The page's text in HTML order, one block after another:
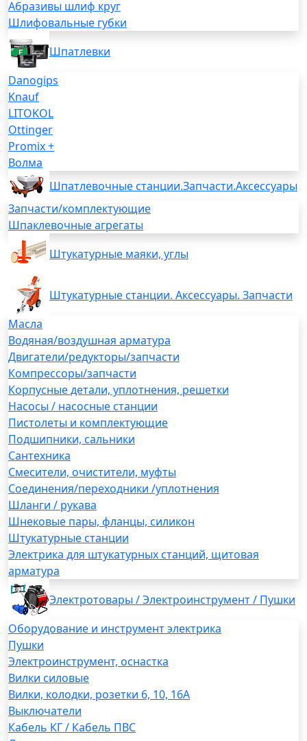
Абразивы шлиф круг
Шлифовальные губки
Шпатлевки
Danogips
Knauf
LITOKOL
Ottinger
Promix +
Волма
Шпатлевочные станции.Запчасти.Аксессуары
Запчасти/комплектующие
Шпаклевочные агрегаты
Штукатурные маяки, углы
Штукатурные станции. Аксессуары. Запчасти
Масла
Водяная/воздушная арматура
Двигатели/редукторы/запчасти
Компрессоры/запчасти
Корпусные детали, уплотнения, решетки
Насосы / насосные станции
Пистолеты и комплектующие
Подшипники, сальники
Сантехника
Смесители, очистители, муфты
Соединения/переходники /уплотнения
Шланги / рукава
Шнековые пары, фланцы, силикон
Штукатурные станции
Электрика для штукатурных станций, щитовая
арматура
Электротовары / Электроинструмент / Пушки
Оборудование и инструмент электрика
Пушки
Электроинструмент, оснастка
Вилки силовые
Вилки, колодки, розетки 6, 10, 16А
Выключатели
Кабель КГ / Кабель ПВС